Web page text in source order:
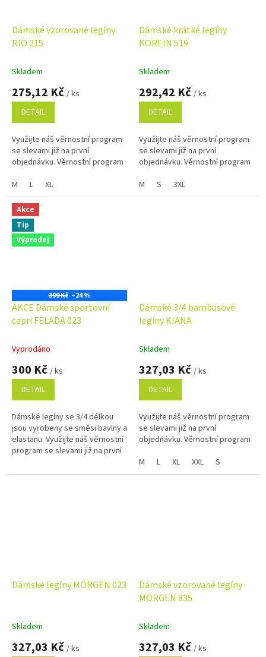
Dámské vzorované legíny
RIO 215
Skladem
275,12 Kč / ks
DETAIL
Využijte náš věrnostní program
se slevami již na první
objednávku. Věrnostní program
M
L XL
Dámské krátké legíny
KOREIN 519
Skladem
292,42 Kč / ks
DETAIL
Využijte náš věrnostní program
se slevami již na první
objednávku. Věrnostní program
M
S 3XL
Akce
Tip
Výprodej
399 Kč –24 %
AKCE Dámské sportovní
capri FELADA 023
Vyprodáno
300 Kč / ks
DETAIL
Dámské legíny se 3/4 délkou
jsou vyrobeny se směsi bavlny a
elastanu. Využijte náš věrnostní
program se slevami již na první
Dámské 3/4 bambusové
legíny KIANA
Skladem
327,03 Kč / ks
DETAIL
Využijte náš věrnostní program
se slevami již na první
objednávku. Věrnostní program
M
L XL XXL S
Dámské legíny MORGEN 023
Skladem
327,03 Kč / ks
Dámské vzorované legíny
MORGEN 835
Skladem
327,03 Kč / ks